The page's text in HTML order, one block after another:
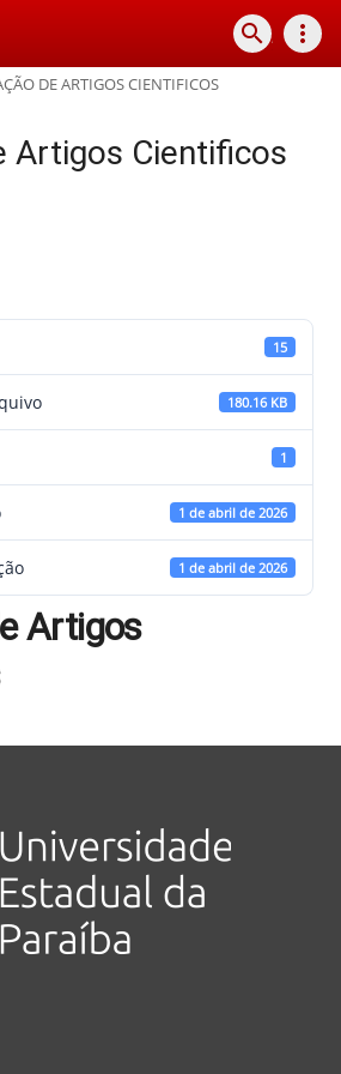
search more_vert
DE ARTIGOS CIENTIFICOS
Artigos Cientificos
15
180.16 KB
1
1 de abril de 2026
1 de abril de 2026
Artigos